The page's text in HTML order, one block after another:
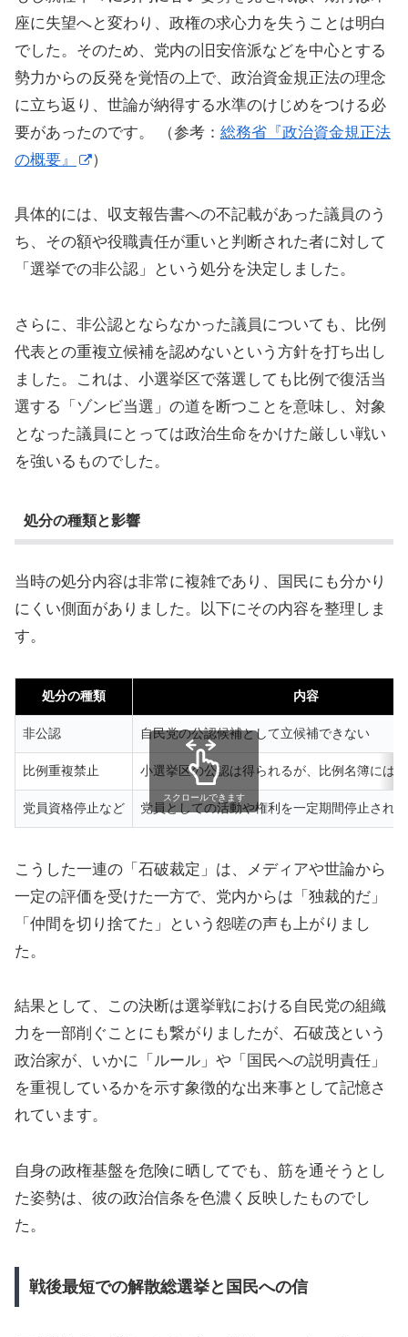
座に失望へと変わり、政権の求心力を失うことは明白
でした。そのため、党内の旧安倍派などを中心とする
勢力からの反発を覚悟の上で、政治資金規正法の理念
に立ち返り、世論が納得する水準のけじめをつける必
要があったのです。 （参考： 総務省『政治資金規正法
の概要』
）
具体的には、収支報告書への不記載があった議員のう
ち、その額や役職責任が重いと判断された者に対して
「選挙での非公認」という処分を決定しました。
さらに、非公認とならなかった議員についても、比例
代表との重複立候補を認めないという方針を打ち出し
ました。これは、小選挙区で落選しても比例で復活当
選する「ゾンビ当選」の道を断つことを意味し、対象
となった議員にとっては政治生命をかけた厳しい戦い
を強いるものでした。
処分の種類と影響
当時の処分内容は非常に複雑であり、国民にも分かり
にくい側面がありました。以下にその内容を整理しま
す。
処分の種類 内容
非公認 自民党の公認候補として立候補できない
比例重複禁止 小選挙区の公認は得られるが、比例名簿には
党員資格停止など 党員としての活動や権利を一定期間停止される
スクロールできます
こうした一連の「石破裁定」は、メディアや世論から
一定の評価を受けた一方で、党内からは「独裁的だ」
「仲間を切り捨てた」という怨嗟の声も上がりまし
た。
結果として、この決断は選挙戦における自民党の組織
力を一部削ぐことにも繋がりましたが、石破茂という
政治家が、いかに「ルール」や「国民への説明責任」
を重視しているかを示す象徴的な出来事として記憶さ
れています。
自身の政権基盤を危険に晒してでも、筋を通そうとし
た姿勢は、彼の政治信条を色濃く反映したものでし
た。
戦後最短での解散総選挙と国民への信